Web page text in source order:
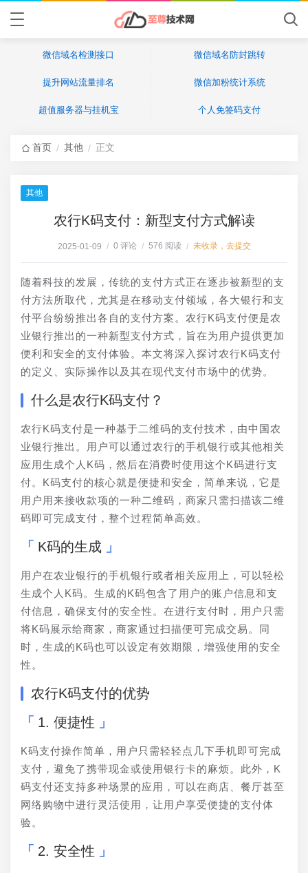
微信域名检测接口 微信域名防封跳转
提升网站流量排名 微信加粉统计系统
超值服务器与挂机宝 个人免签码支付
首页 / 其他 / 正文
其他
农行K码支付：新型支付方式解读
2025-01-09 / 0 评论 / 576 阅读 / 未收录，去提交
随着科技的发展，传统的支付方式正在逐步被新型的支
付方法所取代，尤其是在移动支付领域，各大银行和支
付平台纷纷推出各自的支付方案。农行K码支付便是农
业银行推出的一种新型支付方式，旨在为用户提供更加
便利和安全的支付体验。本文将深入探讨农行K码支付
的定义、实际操作以及其在现代支付市场中的优势。
什么是农行K码支付？
农行K码支付是一种基于二维码的支付技术，由中国农
业银行推出。用户可以通过农行的手机银行或其他相关
应用生成个人K码，然后在消费时使用这个K码进行支
付。K码支付的核心就是便捷和安全，简单来说，它是
用户用来接收款项的一种二维码，商家只需扫描该二维
码即可完成支付，整个过程简单高效。
K码的生成
用户在农业银行的手机银行或者相关应用上，可以轻松
生成个人K码。生成的K码包含了用户的账户信息和支
付信息，确保支付的安全性。在进行支付时，用户只需
将K码展示给商家，商家通过扫描便可完成交易。同
时，生成的K码也可以设定有效期限，增强使用的安全
性。
农行K码支付的优势
1. 便捷性
K码支付操作简单，用户只需轻轻点几下手机即可完成
支付，避免了携带现金或使用银行卡的麻烦。此外，K
码支付还支持多种场景的应用，可以在商店、餐厅甚至
网络购物中进行灵活使用，让用户享受便捷的支付体
验。
2. 安全性